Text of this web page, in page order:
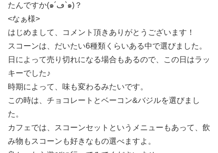
たんですか(๑´ڡ`๑)？
<なぁ様>
はじめまして、コメント頂きありがとうございます！
スコーンは、だいたい6種類くらいある中で選びました。
日によって売り切れになる場合もあるので、この日はラッ
キーでした♪
時期によって、味も変わるみたいです。
この時は、チョコレートとベーコン&バジルを選びまし
た。
カフェでは、スコーンセットというメニューもあって、飲
み物もスコーンも好きなもの選べますよ。